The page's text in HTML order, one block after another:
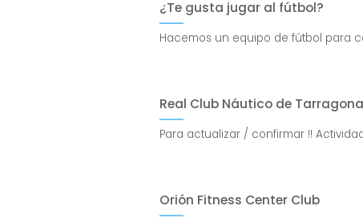
¿Te gusta jugar al fútbol?
Hacemos un equipo de fútbol para
Real Club Náutico de Tarragona
Para actualizar / confirmar !!
Orión Fitness Center Club